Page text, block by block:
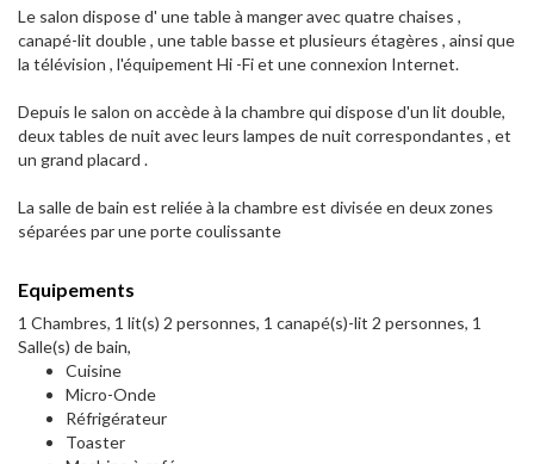
Le salon dispose d' une table à manger avec quatre chaises ,
canapé-lit double , une table basse et plusieurs étagères , ainsi que
la télévision , l'équipement Hi -Fi et une connexion Internet.
Depuis le salon on accède à la chambre qui dispose d'un lit double,
deux tables de nuit avec leurs lampes de nuit correspondantes , et
un grand placard .
La salle de bain est reliée à la chambre est divisée en deux zones
séparées par une porte coulissante
Equipements
1 Chambres, 1 lit(s) 2 personnes, 1 canapé(s)-lit 2 personnes, 1
Salle(s) de bain,
Cuisine
Micro-Onde
Réfrigérateur
Toaster